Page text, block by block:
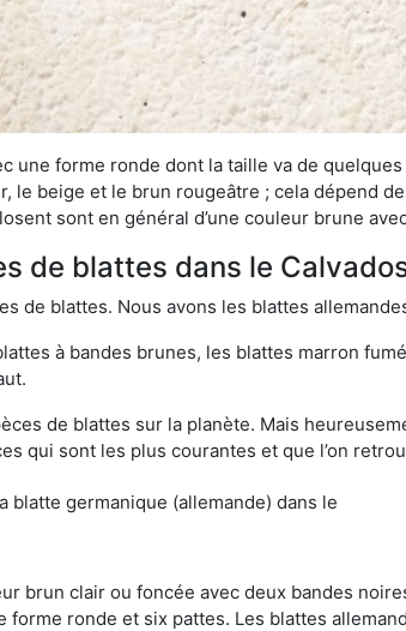
une forme ronde dont la taille va de
le beige et le brun rougeâtre ; cela dépend
sont en général d’une couleur brune
de blattes dans le
de blattes. Nous avons les blattes
à bandes brunes, les blattes marron
de blattes sur la planète. Mais
qui sont les plus courantes et que l’on
blatte germanique (allemande) dans le
brun clair ou foncée avec deux bandes
forme ronde et six pattes. Les blattes